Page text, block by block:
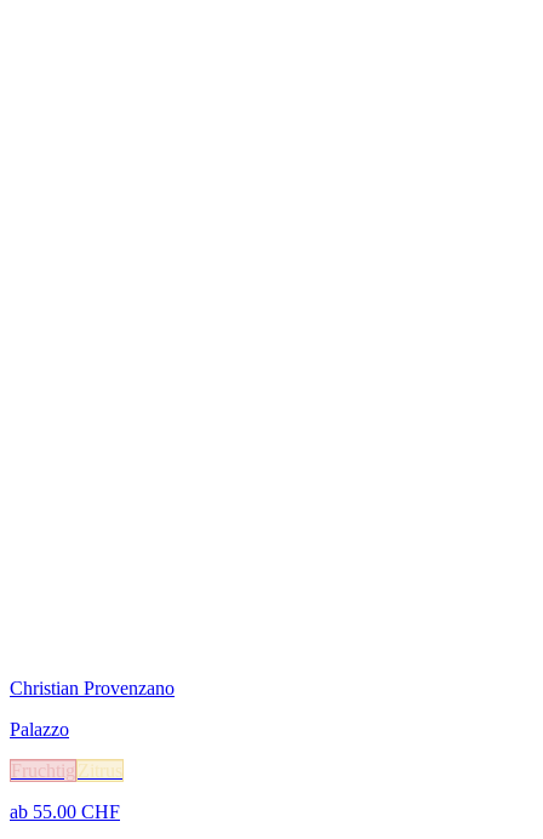
Christian Provenzano
Palazzo
Fruchtig Zitrus
ab 55.00 CHF